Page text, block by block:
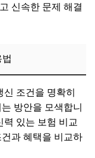
신속한 문제 해결
신 조건을 명확히
방안을 모색합니
력 있는 보험 비교
과 혜택을 비교하